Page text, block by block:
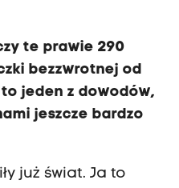
te prawie 290
bezzwrotnej od
jeden z dowodów,
jeszcze bardzo
już świat. Ja to